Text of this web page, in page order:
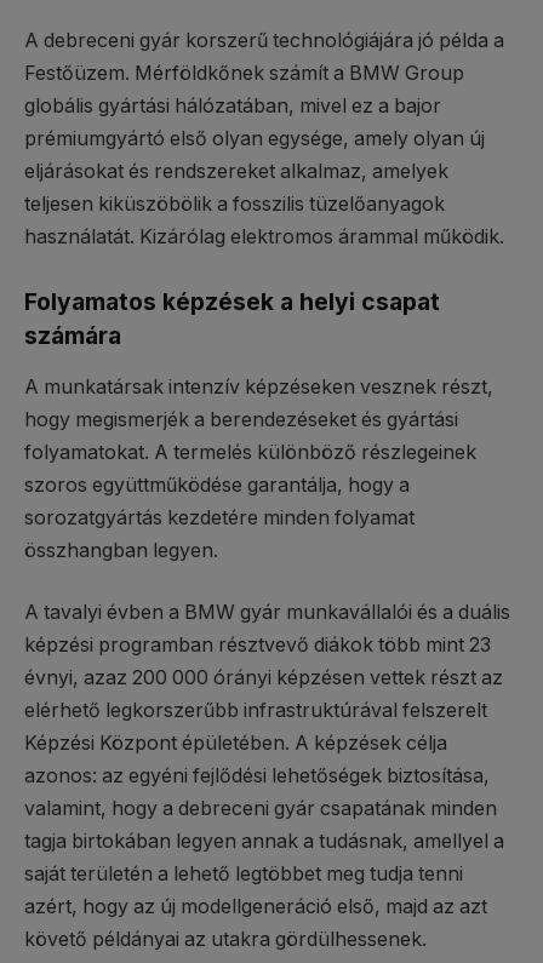
A debreceni gyár korszerű technológiájára jó példa a
Festőüzem. Mérföldkőnek számít a BMW Group
globális gyártási hálózatában, mivel ez a bajor
prémiumgyártó első olyan egysége, amely olyan új
eljárásokat és rendszereket alkalmaz, amelyek
teljesen kiküszöbölik a fosszilis tüzelőanyagok
használatát. Kizárólag elektromos árammal működik.
Folyamatos képzések a helyi csapat
számára
A munkatársak intenzív képzéseken vesznek részt,
hogy megismerjék a berendezéseket és gyártási
folyamatokat. A termelés különböző részlegeinek
szoros együttműködése garantálja, hogy a
sorozatgyártás kezdetére minden folyamat
összhangban legyen.
A tavalyi évben a BMW gyár munkavállalói és a duális
képzési programban résztvevő diákok több mint 23
évnyi, azaz 200 000 órányi képzésen vettek részt az
elérhető legkorszerűbb infrastruktúrával felszerelt
Képzési Központ épületében. A képzések célja
azonos: az egyéni fejlődési lehetőségek biztosítása,
valamint, hogy a debreceni gyár csapatának minden
tagja birtokában legyen annak a tudásnak, amellyel a
saját területén a lehető legtöbbet meg tudja tenni
azért, hogy az új modellgeneráció első, majd az azt
követő példányai az utakra gördülhessenek.